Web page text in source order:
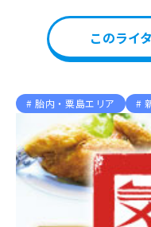
このライ
胎内・粟島エリア